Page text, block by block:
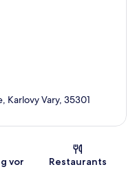
Karlovy Vary, 35301
vor
Restaurants